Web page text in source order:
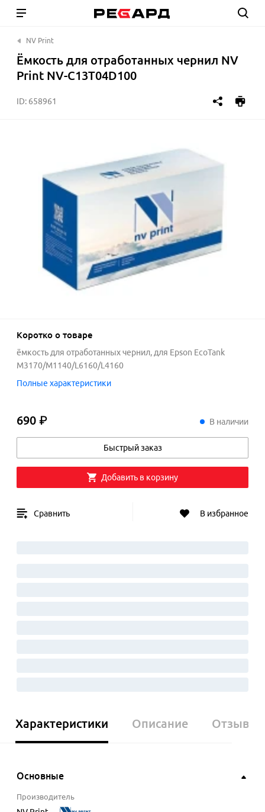
NV Print
Ёмкость для отработанных чернил NV
Print NV-C13T04D100
ID: 658961
Коротко о товаре
ёмкость для отработанных чернил, для Epson EcoTank
M3170/M1140/L6160/L4160
Полные характеристики
690 ₽690 ₽ В наличии
Быстрый заказ
Добавить в корзину
Сравнить В избранное
Характеристики Описание Отзывы
Основные
Производитель